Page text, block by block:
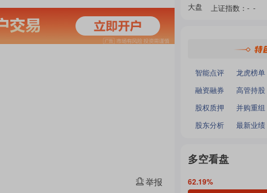
热
举报
大盘 上证指数 ： - -
：- -
智能点评 龙虎榜单
融资融券
高管持股
股权质押
并购重组
股东分析
最新业绩
多空看盘
62.19%